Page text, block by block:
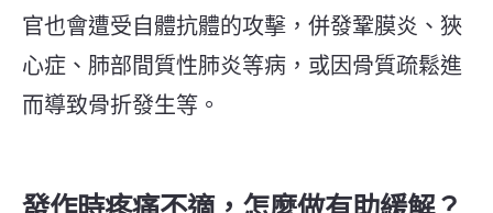
官也會遭受自體抗體的攻擊，併發鞏膜炎、狹
心症、肺部間質性肺炎等病，或因骨質疏鬆進
而導致骨折發生等。